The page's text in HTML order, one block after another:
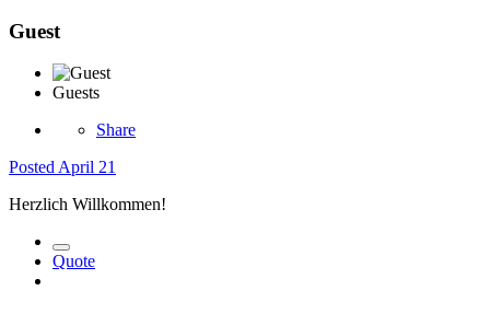
Guest
Guests
Share
PostedApril 21
Herzlich Willkommen!
Quote